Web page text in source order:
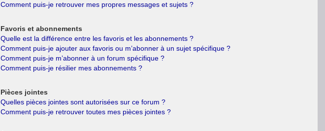
Comment puis-je retrouver mes propres messages et sujets ?
Favoris et abonnements
Quelle est la différence entre les favoris et les abonnements ?
Comment puis-je ajouter aux favoris ou m’abonner à un sujet spécifique ?
Comment puis-je m’abonner à un forum spécifique ?
Comment puis-je résilier mes abonnements ?
Pièces jointes
Quelles pièces jointes sont autorisées sur ce forum ?
Comment puis-je retrouver toutes mes pièces jointes ?